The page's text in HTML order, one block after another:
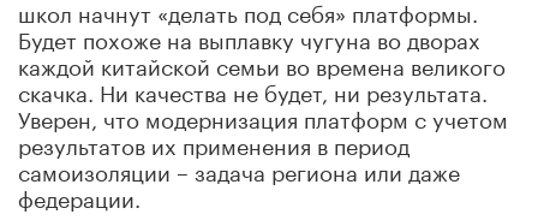
школ начнут «делать под себя» платформы.
Будет похоже на выплавку чугуна во дворах
каждой китайской семьи во времена великого
скачка. Ни качества не будет, ни результата.
Уверен, что модернизация платформ с учетом
результатов их применения в период
самоизоляции – задача региона или даже
федерации.